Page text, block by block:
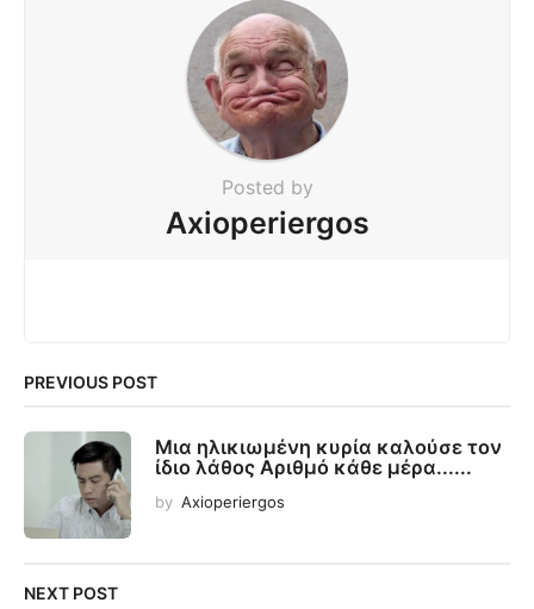
Posted by
Axioperiergos
PREVIOUS POST
Μια ηλικιωμένη κυρία καλούσε τον
ίδιο λάθος Αριθμό κάθε μέρα......
by Axioperiergos
NEXT POST